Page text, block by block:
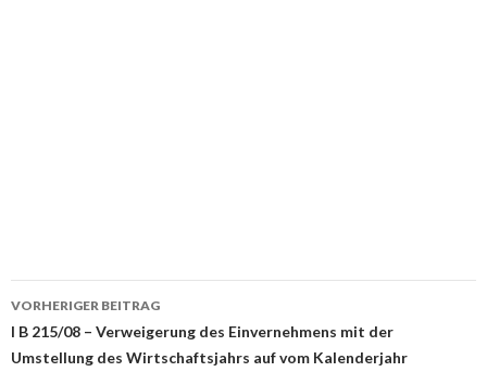
Beitrags-
Navigation
VORHERIGER BEITRAG
I B 215/08 – Verweigerung des Einvernehmens mit der
Umstellung des Wirtschaftsjahrs auf vom Kalenderjahr